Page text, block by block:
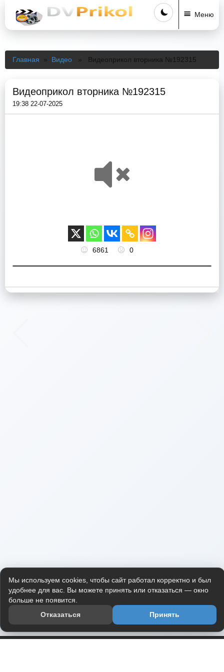
Меню
Главная » Видео » Видеоприкол вторника №192315
Видеоприкол вторника №192315
19:38 22-07-2025
6861 0
Мы используем cookies, чтобы сайт работал корректно и был
удобнее для вас. Вы можете принять или отказаться — окно
больше не появится.
Отказаться
Принять